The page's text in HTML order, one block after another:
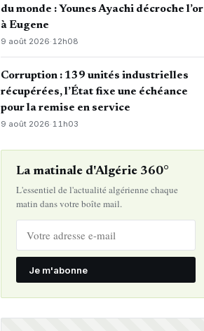
du monde : Younes Ayachi décroche l’or
à Eugene
9 août 2026·12h08
Corruption : 139 unités industrielles
récupérées, l’État fixe une échéance
pour la remise en service
9 août 2026· 11h03
La matinale d'Algérie 360°
L'essentiel de l'actualité algérienne chaque
matin dans votre boîte mail.
Je m'abonne